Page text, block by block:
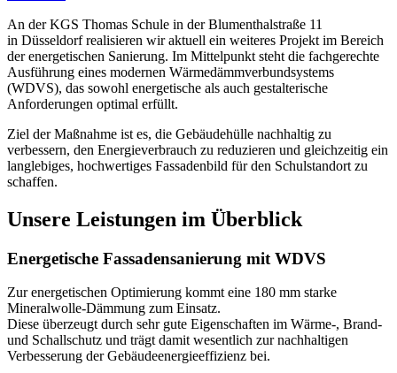
An der KGS Thomas Schule in der Blumenthalstraße 11
in Düsseldorf realisieren wir aktuell ein weiteres Projekt im Bereich
der energetischen Sanierung. Im Mittelpunkt steht die fachgerechte
Ausführung eines modernen Wärmedämmverbundsystems
(WDVS), das sowohl energetische als auch gestalterische
Anforderungen optimal erfüllt.
Ziel der Maßnahme ist es, die Gebäudehülle nachhaltig zu
verbessern, den Energieverbrauch zu reduzieren und gleichzeitig ein
langlebiges, hochwertiges Fassadenbild für den Schulstandort zu
schaffen.
Unsere Leistungen im Überblick
Energetische Fassadensanierung mit WDVS
Zur energetischen Optimierung kommt eine 180 mm starke
Mineralwolle-Dämmung zum Einsatz.
Diese überzeugt durch sehr gute Eigenschaften im Wärme-, Brand-
und Schallschutz und trägt damit wesentlich zur nachhaltigen
Verbesserung der Gebäudeenergieeffizienz bei.